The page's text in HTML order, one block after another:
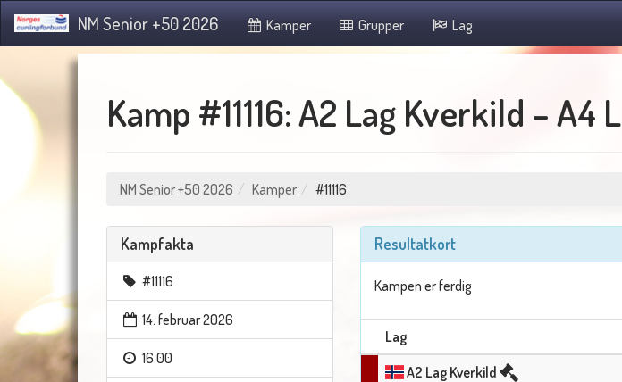
NM Senior +50 2026 Kamper Grupper Lag
Kamp #11116: A2 Lag Kverkild – A4
NM Senior +50 2026 Kamper #11116
Kampfakta
#11116
14. februar 2026
16.00
Resultatkort
Kampen er ferdig
Lag
A2 Lag Kverkild